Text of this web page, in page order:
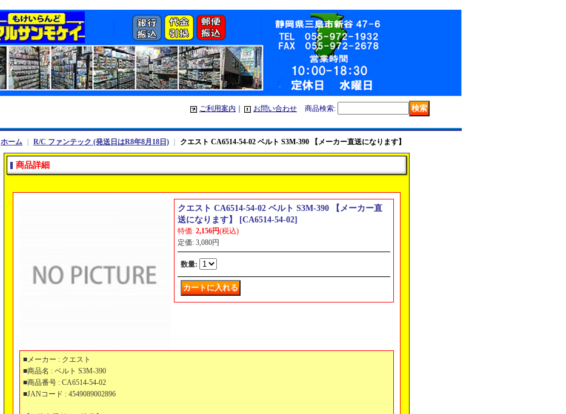
ご利用案内 お問い合わせ 商品検索:
ホーム R/C ファンテック (発送日はR8年8月18日) クエスト CA6514-54-02 ベルト S3M-390 【メーカー直送になります】
商品詳細
クエスト CA6514-54-02 ベルト S3M-390 【メーカー直
送になります】
[CA6514-54-02]
特価: 2,156円(税込)
定価: 3,080円
数量:
■メーカー : クエスト
■商品名 : ベルト S3M-390
■商品番号 : CA6514-54-02
■JANコード : 4549089002896